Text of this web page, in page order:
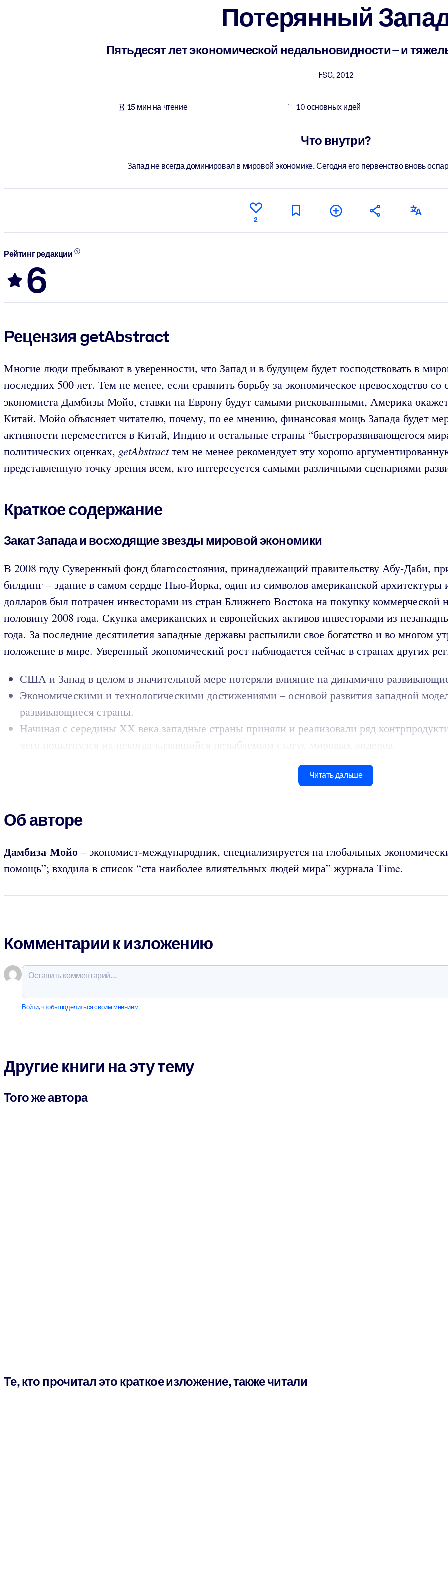
Для корпоративных библиотек
Обогатите корпоративную библиотеку надежными и готовыми к использованию бизнес-знаниями.
Используйте надежные структурированные знания для улучшения результатов ваших ИИ-систем.
Потерянный
Пятьдесят лет экономической недальновидности – и
FSG,2012
15 мин на чтение 10 основных идей
Что внутри?
Запад не всегда доминировал в мировой экономике. Сегодня его первенство вновь
2
Рейтинг редакции
6
Рецензия getAbstract
Многие люди пребывают в уверенности, что Запад и в будущем будет господствовать в
последних 500 лет. Тем не менее, если сравнить борьбу за экономическое превосходство
экономиста Дамбизы Мойо, ставки на Европу будут самыми рискованными, Америка
Китай. Мойо объясняет читателю, почему, по ее мнению, финансовая мощь Запада будет
активности переместится в Китай, Индию и остальные страны “быстроразвивающегося
политических оценках, getAbstractтем не менее рекомендует эту хорошо
представленную точку зрения всем, кто интересуется самыми различными сценариями
Краткое содержание
Закат Запада и восходящие звезды мировой экономики
В 2008 году Суверенный фонд благосостояния, принадлежащий правительству Абу-Даби,
билдинг – здание в самом сердце Нью-Йорка, один из символов американской
долларов был потрачен инвесторами из стран Ближнего Востока на покупку
половину 2008 года. Скупка американских и европейских активов инвесторами из
года. За последние десятилетия западные державы распылили свое богатство и во многом
положение в мире. Уверенный экономический рост наблюдается сейчас в странах других
США и Запад в целом в значительной мере потеряли влияние на динамично
Экономическими и технологическими достижениями – основой развития западной
развивающиеся страны.
Начиная с середины ХХ века западные страны приняли и реализовали ряд
чего пошатнулся их некогда казавшийся незыблемым статус мировых лидеров.
Читать дальше
Об авторе
Дамбиза Мойо – экономист-международник, специализируется на глобальных
помощь”; входила в список “ста наиболее влиятельных людей мира” журнала Time.
Комментарии к изложению
Войти, чтобы поделиться своим мнением
Другие книги на эту тему
Того же автора
Те, кто прочитал это краткое изложение, также читали